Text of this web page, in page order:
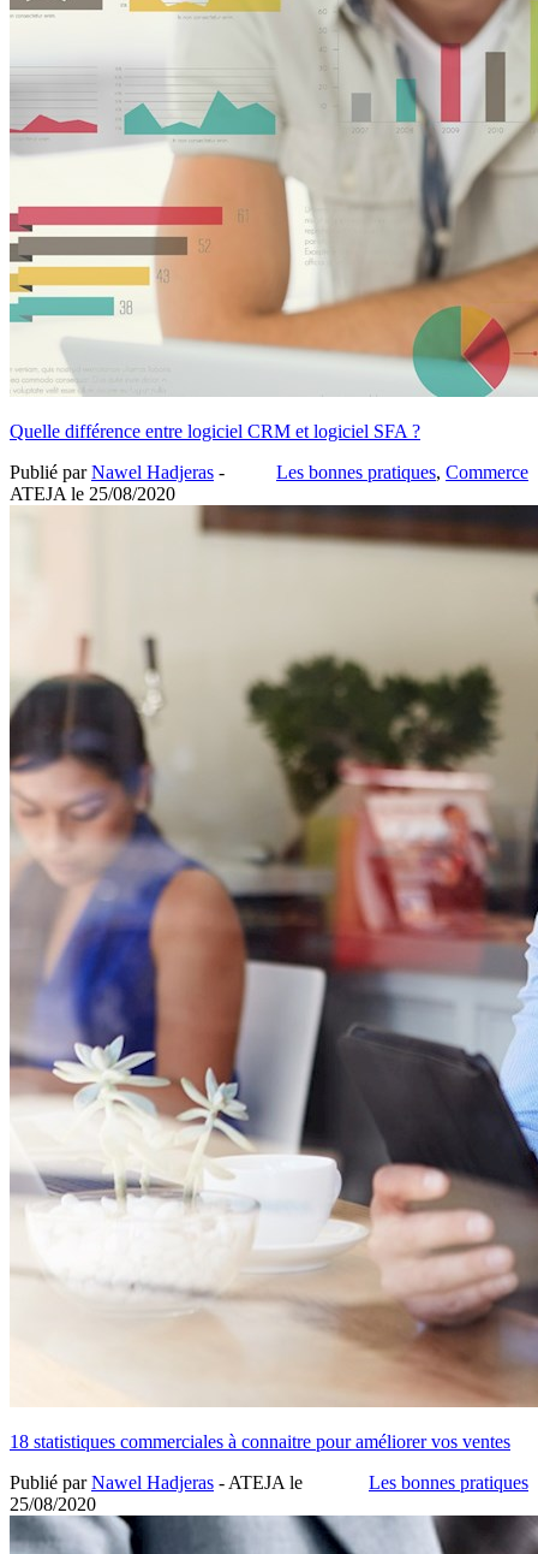
Quelle différence entre logiciel CRM et logiciel SFA ?
Les bonnes pratiques, Commerce
Publié parNawel Hadjeras -
ATEJA le 25/08/2020
18 statistiques commerciales à connaitre pour améliorer vos ventes
Les bonnes pratiques
Publié parNawel Hadjeras - ATEJA le
25/08/2020